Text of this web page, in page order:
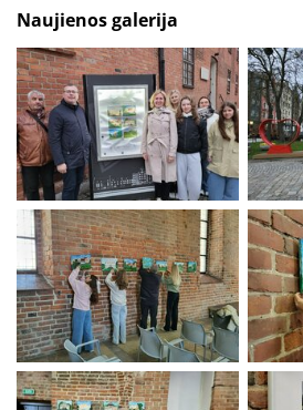
Naujienos galerija